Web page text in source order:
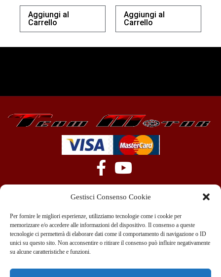
Gestisci Consenso Cookie
Per fornire le migliori esperienze, utilizziamo tecnologie come i cookie per
memorizzare e/o accedere alle informazioni del dispositivo. Il consenso a queste
tecnologie ci permetterà di elaborare dati come il comportamento di navigazione o ID
unici su questo sito. Non acconsentire o ritirare il consenso può influire negativamente
su alcune caratteristiche e funzioni.
Aggiungi al
Carrello
Aggiungi al
Carrello
+39 351 970 89 33
info@teammotor.it